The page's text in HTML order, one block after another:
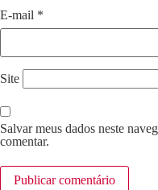
E-mail *
Site
Salvar meus dados neste
comentar.